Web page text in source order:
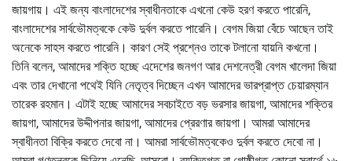
জায়গায়। এই জন্য বাংলাদেশের স্বাধীনতাকে এখনো কেউ হরণ করতে পারেনি,
বাংলাদেশের সার্বভৌমত্বকে কেউ দুর্বল করতে পারেনি। বেগম জিয়া বেঁচে আছেন তাই
অনেকে সাহস করতে পারেনি। কারণ সেই প্রশ্নেও তাকে টলানো যায়নি কখনো।
তিনি বলেন, আমাদের শক্তি হচ্ছে এদেশের জনগণ আর দেশনেত্রী বেগম খালেদা জিয়া
এবং তার দেখানো পথেই যিনি নেতৃত্ব দিচ্ছেন এখন আমাদের ভারপ্রাপ্ত চেয়ারম্যান
তারেক রহমান। এটাই হচ্ছে আমাদের সবচাইতে বড় ভরসার জায়গা, আমাদের শক্তির
জায়গা, আমাদের উদ্দীপনার জায়গা, আমাদের প্রেরণার জায়গা। আমরা আমাদের
স্বাধীনতা বিক্রি করতে দেবো না। আমরা সার্বভৌমত্বকেও দুর্বল করতে দেবো না।